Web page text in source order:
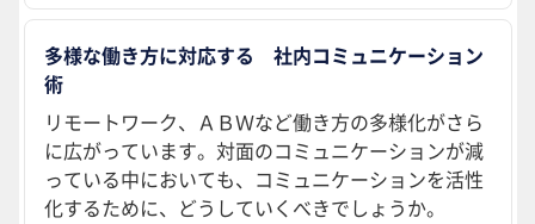
多様な働き方に対応する 社内コミュニケーション
術
リモートワーク、ＡＢＷなど働き方の多様化がさら
に広がっています。対面のコミュニケーションが減
っている中においても、コミュニケーションを活性
化するために、どうしていくべきでしょうか。